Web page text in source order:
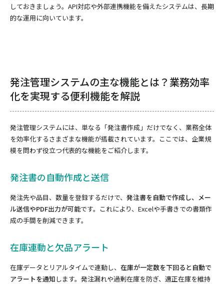
しておきましょう。API対応や外部連携機能を備えたシステムは、長期
的な運用に向いています。
発注管理システムの主な機能とは？業務効率
化を実現する便利機能を解説
発注管理システムには、単なる「発注書作成」だけでなく、業務全体
を効率化するさまざまな機能が搭載されています。ここでは、企業規
模を問わず役立つ代表的な機能をご紹介します。
発注書の自動作成と送信
発注先や品目、数量を登録するだけで、 発注書を自動で作成し、メー
ル送信やPDF出力が可能です。これにより、Excelや手書きでの書類作
成の手間を削減できます。
在庫連動と欠品アラート
在庫データとリアルタイムで連動し、 在庫が一定数を下回ると自動で
アラートを通知 します。発注漏れや過剰在庫を防ぎ、適正在庫を維持